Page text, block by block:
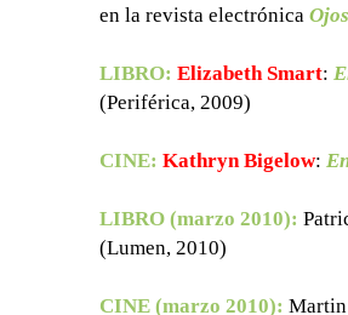
en la revista electrónica
LIBRO: Elizabeth Smart:
(Periférica, 2009)
CINE: Kathryn Bigelow:
LIBRO (marzo 2010):
(Lumen, 2010)
CINE (marzo 2010):